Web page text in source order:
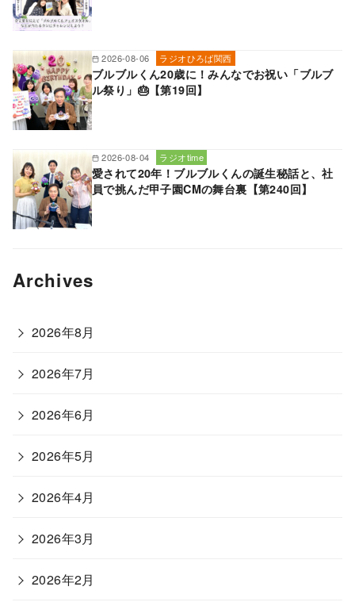
2026-08-06 ラジオひろば関西
ブルブルくん20歳に！みんなでお祝い「ブルブ
ル祭り」🎂【第19回】
2026-08-04 ラジオtime
愛されて20年！ブルブルくんの誕生秘話と、社
員で挑んだ甲子園CMの舞台裏【第240回】
Archives
2026年8月
2026年7月
2026年6月
2026年5月
2026年4月
2026年3月
2026年2月